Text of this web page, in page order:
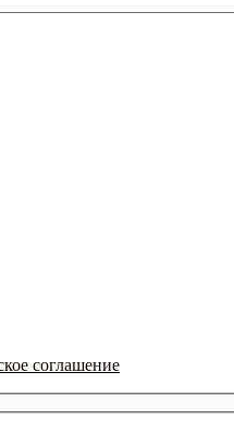
соглашение